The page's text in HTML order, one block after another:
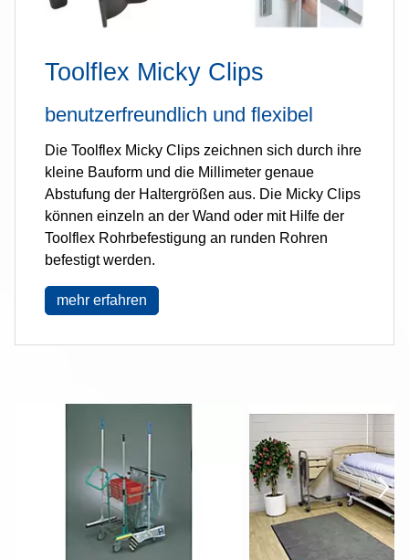
Toolflex Micky Clips
benutzerfreundlich und flexibel
Die Toolflex Micky Clips zeichnen sich durch ihre
kleine Bauform und die Millimeter genaue
Abstufung der Haltergrößen aus. Die Micky Clips
können einzeln an der Wand oder mit Hilfe der
Toolflex Rohrbefestigung an runden Rohren
befestigt werden.
mehr erfahren